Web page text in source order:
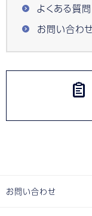
よくある質問
お問い合わせ
お問い合わせ